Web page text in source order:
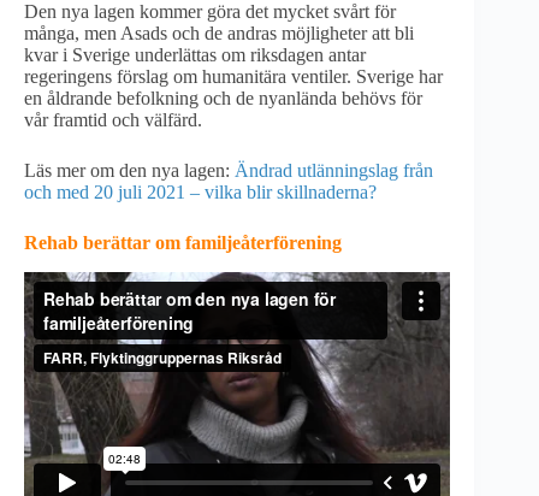
Den nya lagen kommer göra det mycket svårt för
många, men Asads och de andras möjligheter att bli
kvar i Sverige underlättas om riksdagen antar
regeringens förslag om humanitära ventiler. Sverige har
en åldrande befolkning och de nyanlända behövs för
vår framtid och välfärd.
Läs mer om den nya lagen: Ändrad utlänningslag från
och med 20 juli 2021 – vilka blir skillnaderna?
Rehab berättar om familjeåterförening